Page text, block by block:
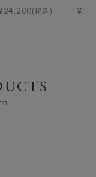
24,200(税込) ¥